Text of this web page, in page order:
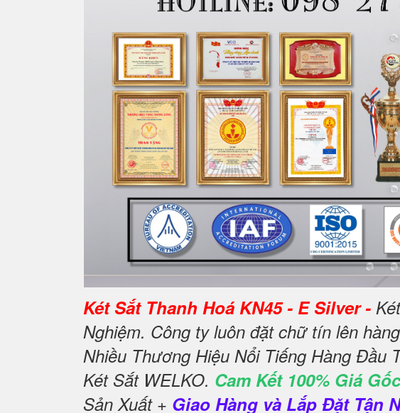
Két Sắt Thanh Hoá KN45 - E Silver -
Nghiệm. Công ty luôn đặt chữ tín lên
Nhiều Thương Hiệu Nổi Tiếng Hàng Đầu
Két Sắt WELKO. Cam Kết 100% Giá Gốc
Sản Xuất + Giao Hàng và Lắp Đặt Tận